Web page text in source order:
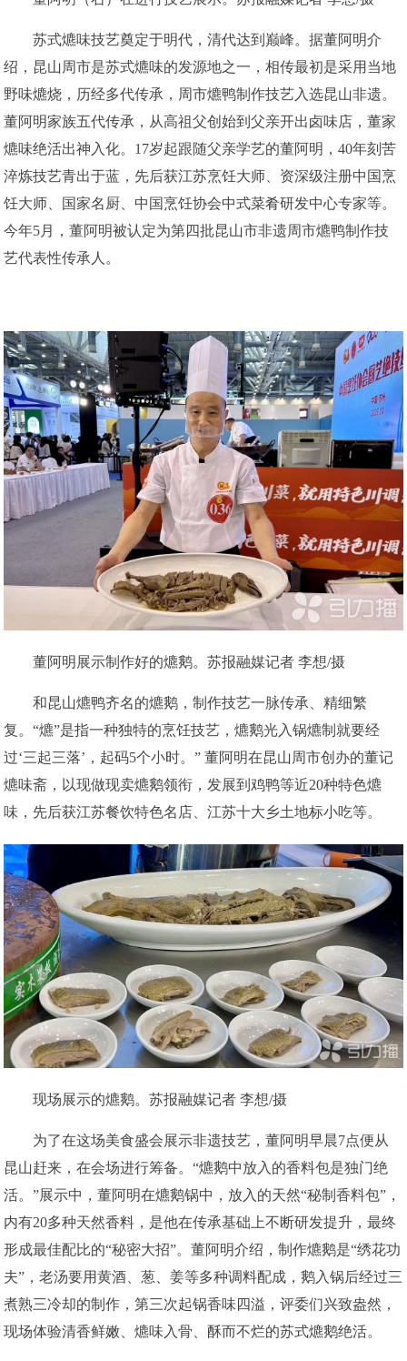
苏式爊味技艺奠定于明代，清代达到巅峰。据董阿明介
绍，昆山周市是苏式爊味的发源地之一，相传最初是采用当地
野味爊烧，历经多代传承，周市爊鸭制作技艺入选昆山非遗。
董阿明家族五代传承，从高祖父创始到父亲开出卤味店，董家
爊味绝活出神入化。17岁起跟随父亲学艺的董阿明，40年刻苦
淬炼技艺青出于蓝，先后获江苏烹饪大师、资深级注册中国烹
饪大师、国家名厨、中国烹饪协会中式菜肴研发中心专家等。
今年5月，董阿明被认定为第四批昆山市非遗周市爊鸭制作技
艺代表性传承人。
董阿明展示制作好的爊鹅。苏报融媒记者 李想/摄
和昆山爊鸭齐名的爊鹅，制作技艺一脉传承、精细繁
复。“爊”是指一种独特的烹饪技艺，爊鹅光入锅爊制就要经
过‘三起三落’，起码5个小时。” 董阿明在昆山周市创办的董记
爊味斋，以现做现卖爊鹅领衔，发展到鸡鸭等近20种特色爊
味，先后获江苏餐饮特色名店、江苏十大乡土地标小吃等。
现场展示的爊鹅。苏报融媒记者 李想/摄
为了在这场美食盛会展示非遗技艺，董阿明早晨7点便从
昆山赶来，在会场进行筹备。“爊鹅中放入的香料包是独门绝
活。”展示中，董阿明在爊鹅锅中，放入的天然“秘制香料包”，
内有20多种天然香料，是他在传承基础上不断研发提升，最终
形成最佳配比的“秘密大招”。董阿明介绍，制作爊鹅是“绣花功
夫”，老汤要用黄酒、葱、姜等多种调料配成，鹅入锅后经过三
煮熟三冷却的制作，第三次起锅香味四溢，评委们兴致盎然，
现场体验清香鲜嫩、爊味入骨、酥而不烂的苏式爊鹅绝活。